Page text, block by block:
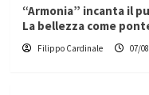
“Armonia” incanta il
La bellezza come
Filippo Cardinale 07/